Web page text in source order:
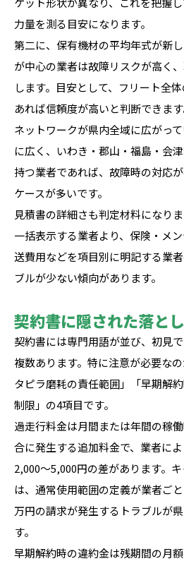
力量を測る目安になります。
第二に、保有機材の平均年式が新
が中心の業者は故障リスクが高く
します。目安として、フリート全
あれば信頼度が高いと判断できま
ネットワークが県内全域に広がっ
に広く、いわき・郡山・福島・会
持つ業者であれば、故障時の対応
ケースが多いです。
見積書の詳細さも判定材料になり
一括表示する業者より、保険・メ
送費用などを項目別に明記する業
ブルが少ない傾向があります。
契約書に隠された落と
契約書には専門用語が並び、初見
複数あります。特に注意が必要な
タピラ磨耗の責任範囲」「早期解
制限」の4項目です。
過走行料金は月間または年間の稼
合に発生する追加料金で、業者に
2,000〜5,000円の差があります。
は、通常使用範囲の定義が業者ご
万円の請求が発生するトラブルが
す。
早期解約時の違約金は残期間の月